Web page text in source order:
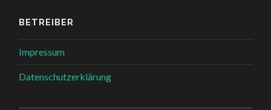
BETREIBER
Impressum
Datenschutzerklärung